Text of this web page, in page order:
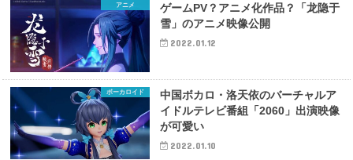
アニメ
ゲームPV？アニメ化作品？「龙隐于
雪」のアニメ映像公開
2022.01.12
ボーカロイド
中国ボカロ・洛天依のバーチャルア
イドルテレビ番組「2060」出演映像
が可愛い
2022.01.10